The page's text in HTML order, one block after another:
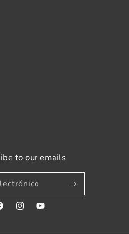
to our emails
InstagramYouTube